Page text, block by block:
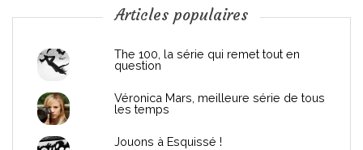
n
Articles populaires
The 100, la série qui remet tout en
question
Véronica Mars, meilleure série de tous
les temps
Jouons à Esquissé !